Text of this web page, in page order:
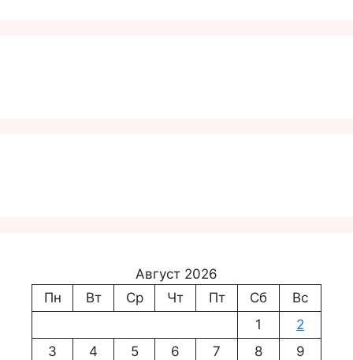
Август 2026
Пн
Вт Ср Чт Пт Сб
Вс
1
2
3
4 5 6 7 8
9